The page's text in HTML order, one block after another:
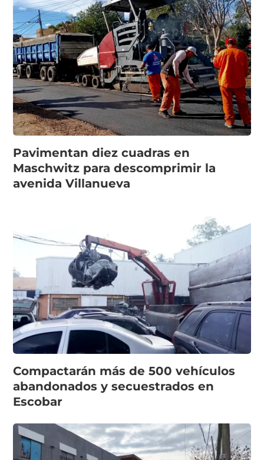
Pavimentan diez cuadras en
Maschwitz para descomprimir la
avenida Villanueva
Compactarán más de 500 vehículos
abandonados y secuestrados en
Escobar